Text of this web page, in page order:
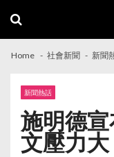
navigation
content
Home 社會新聞 新聞
新聞熱話
施明德
文壓力大